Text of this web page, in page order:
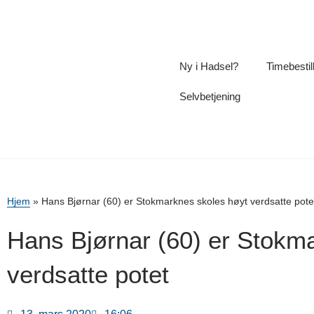
Ny i Hadsel?
Selvbetjening
Hjem » Hans Bjørnar (60) er Stokmarknes skoles høyt verdsatte
Hans Bjørnar (60) er
verdsatte potet